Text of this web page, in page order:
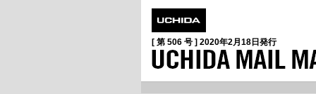
[ 第 506 号 ] 2020年2月18日 発行